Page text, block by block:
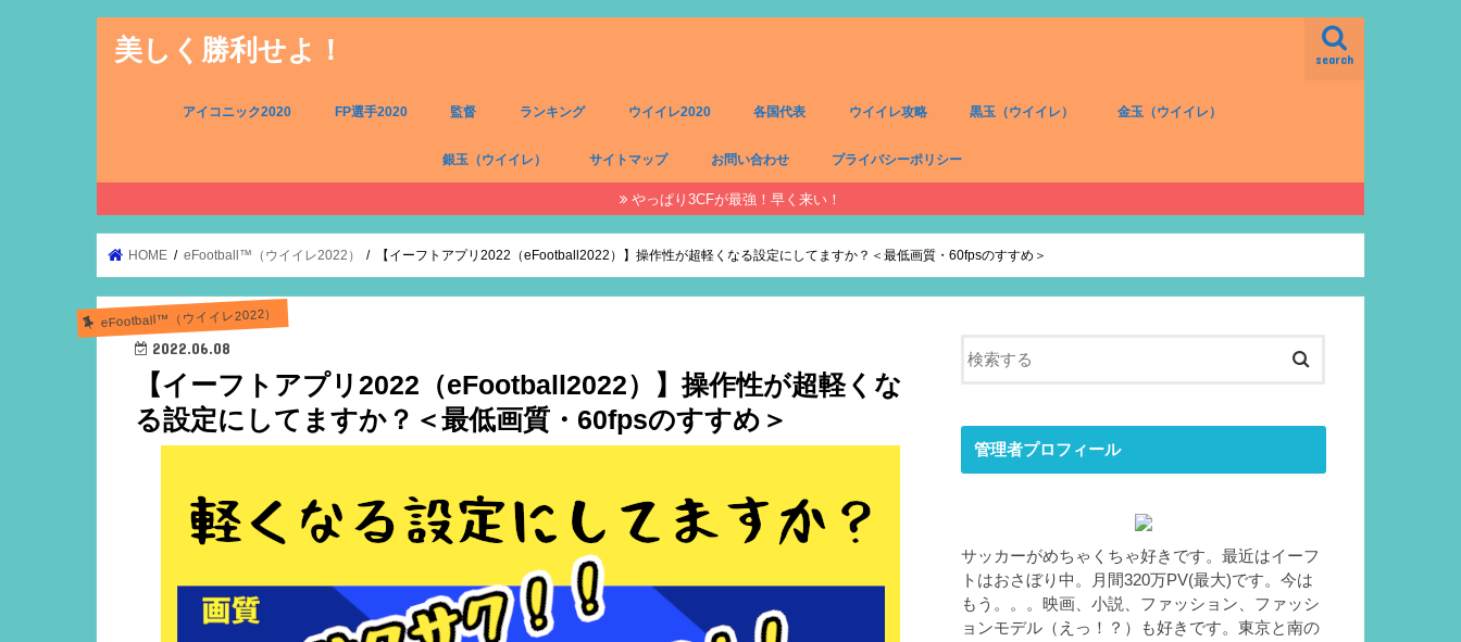
美しく勝利せよ！ search
アイコニック2020 FP選手2020 監督 ランキング ウイイレ2020 各国代表 ウイイレ攻略 黒玉（ウイイレ） 金玉（ウイイレ）
銀玉（ウイイレ） サイトマップ お問い合わせ プライバシーポリシー
やっぱり3CFが最強！早く来い！
HOME eFootball™（ウイイレ2022） 【イーフトアプリ2022（eFootball2022）】操作性が超軽くなる設定にしてますか？＜最低画質・60fpsのすすめ＞
eFootball™（ウイイレ2022）
2022.06.08
【イーフトアプリ2022（eFootball2022）】操作性が超軽くな
る設定にしてますか？＜最低画質・60fpsのすすめ＞
管理者プロフィール
サッカーがめちゃくちゃ好きです。最近はイーフ
トはおさぼり中。月間320万PV(最大)です。今は
もう。。。映画、小説、ファッション、ファッシ
ョンモデル（えっ！？）も好きです。東京と南の